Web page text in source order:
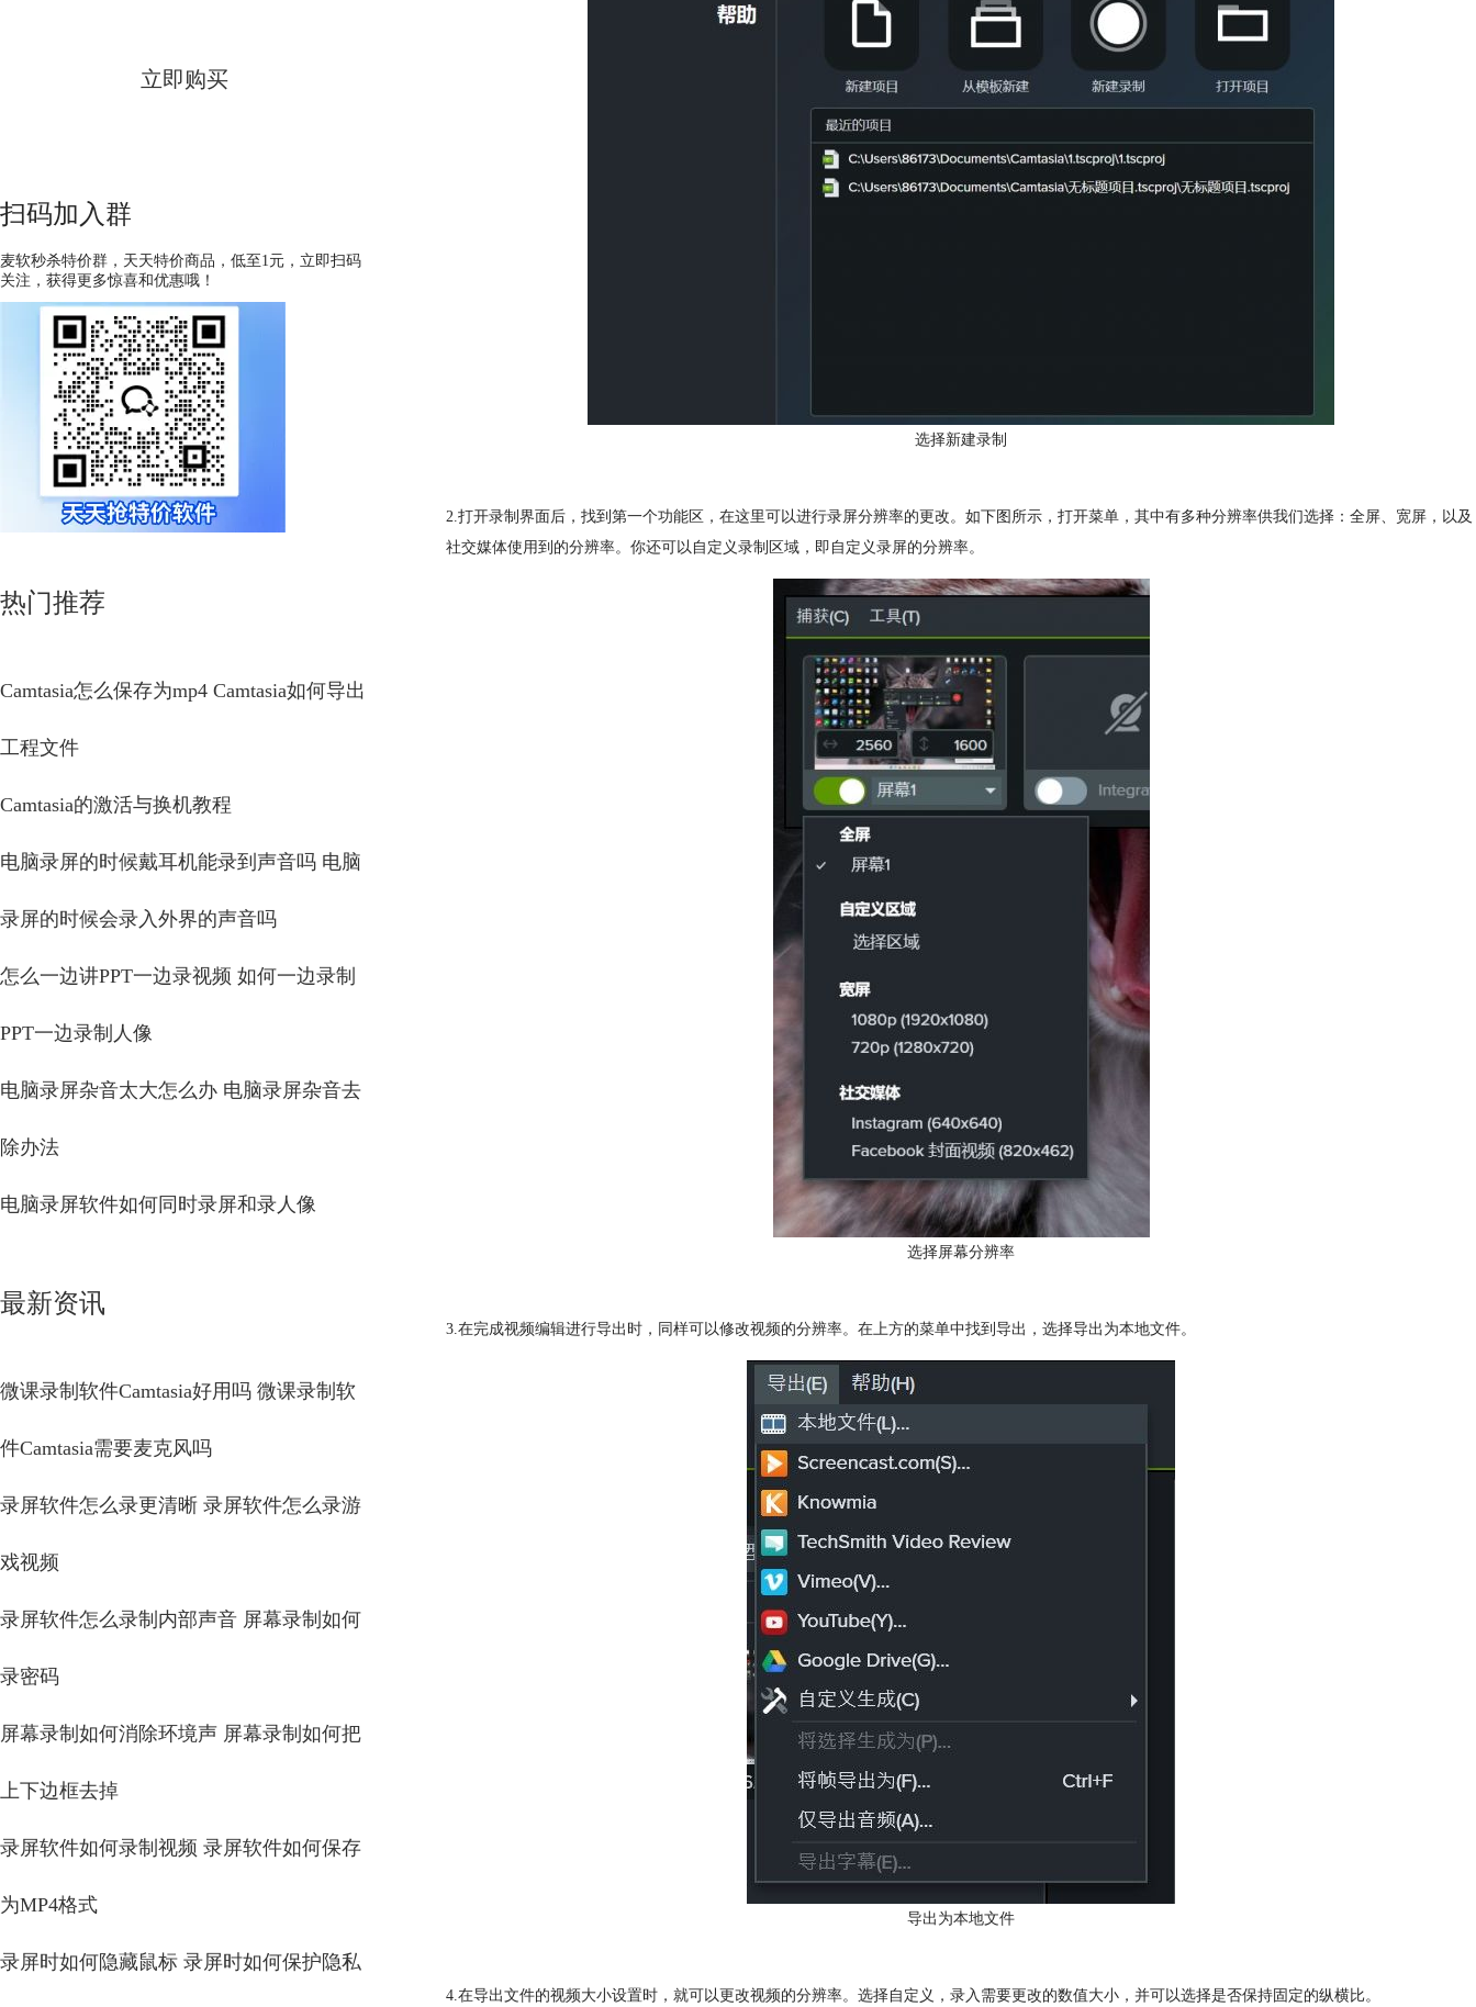
立即购买
扫码加入群
麦软秒杀特价群，天天特价商品，低至1元，立即扫码
关注，获得更多惊喜和优惠哦！
热门推荐
Camtasia怎么保存为mp4 Camtasia如何导出
工程文件
Camtasia的激活与换机教程
电脑录屏的时候戴耳机能录到声音吗 电脑
录屏的时候会录入外界的声音吗
怎么一边讲PPT一边录视频 如何一边录制
PPT一边录制人像
电脑录屏杂音太大怎么办 电脑录屏杂音去
除办法
电脑录屏软件如何同时录屏和录人像
最新资讯
微课录制软件Camtasia好用吗 微课录制软
件Camtasia需要麦克风吗
录屏软件怎么录更清晰 录屏软件怎么录游
戏视频
录屏软件怎么录制内部声音 屏幕录制如何
录密码
屏幕录制如何消除环境声 屏幕录制如何把
上下边框去掉
录屏软件如何录制视频 录屏软件如何保存
为MP4格式
录屏时如何隐藏鼠标 录屏时如何保护隐私
选择新建录制
2.打开录制界面后，找到第一个功能区，在这里可以进行录屏分辨率的更改。如下图所示，打开菜单，其中有多种分辨率供我们选择：全屏、宽屏，以及
社交媒体使用到的分辨率。你还可以自定义录制区域，即自定义录屏的分辨率。
选择屏幕分辨率
3.在完成视频编辑进行导出时，同样可以修改视频的分辨率。在上方的菜单中找到导出，选择导出为本地文件。
导出为本地文件
4.在导出文件的视频大小设置时，就可以更改视频的分辨率。选择自定义，录入需要更改的数值大小，并可以选择是否保持固定的纵横比。